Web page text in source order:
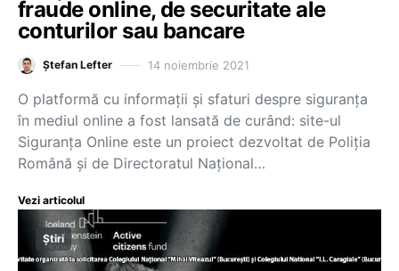
fraude online, de securitate ale
conturilor sau bancare
Ștefan Lefter 14 noiembrie 2021
O platformă cu informații și sfaturi despre siguranța
în mediul online a fost lansată de curând: site-ul
Siguranța Online este un proiect dezvoltat de Poliția
Română și de Directoratul Național…
Vezi articolul
Știri